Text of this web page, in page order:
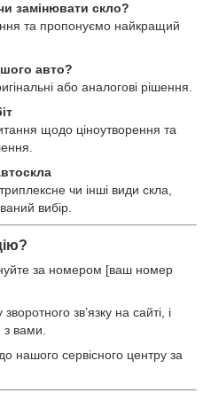
замінювати скло?
та пропонуємо найкращий
авто?
або аналогові рішення.
щодо ціноутворення та
чи інші види скла,
вибір.
за номером [ваш номер
зв’язку на сайті, і
вами.
нашого сервісного центру за